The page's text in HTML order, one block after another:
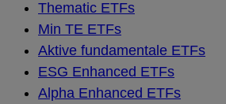
Thematic ETFs
Min TE ETFs
Aktive fundamentale ETFs
ESG Enhanced ETFs
Alpha Enhanced ETFs